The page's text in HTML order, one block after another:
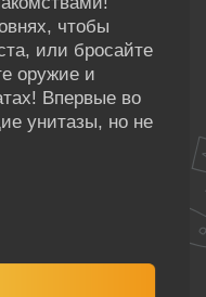
чтобы
или бросайте
оружие и
Впервые во
унитазы, но не